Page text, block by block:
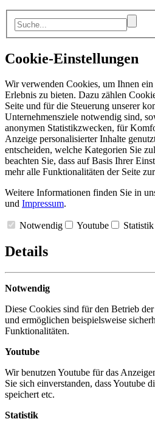
Cookie-Einstellungen
Wir verwenden Cookies, um Ihnen ein
Erlebnis zu bieten. Dazu zählen
Seite und für die Steuerung unserer
Unternehmensziele notwendig sind,
anonymen Statistikzwecken, für
Anzeige personalisierter Inhalte
entscheiden, welche Kategorien Sie
beachten Sie, dass auf Basis Ihrer
mehr alle Funktionalitäten der Seite
Weitere Informationen finden Sie in
und Impressum.
Notwendig Youtube Statistik
Details
Notwendig
Diese Cookies sind für den Betrieb
und ermöglichen beispielsweise
Funktionalitäten.
Youtube
Wir benutzen Youtube für das
Sie sich einverstanden, dass Youtube
speichert etc.
Statistik